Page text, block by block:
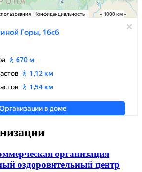
организация
оздоровительный центр